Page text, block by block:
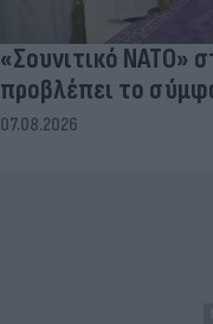
«Σουνιτικό ΝΑΤΟ»
προβλέπει το
07.08.2026